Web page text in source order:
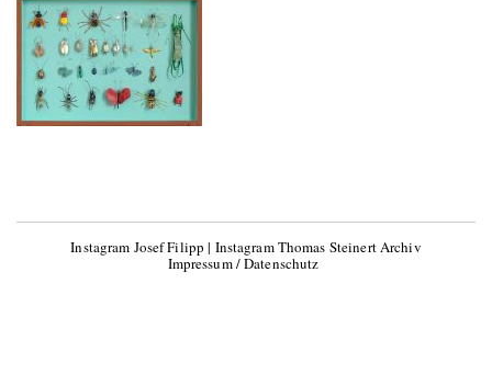
Instagram Josef Filipp | Instagram Thomas Steinert Archiv
Impressum / Datenschutz